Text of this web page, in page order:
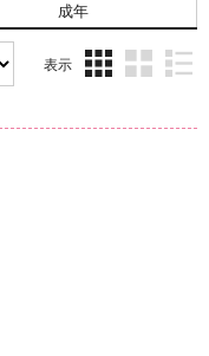
成年
表示
ム
ム
ム